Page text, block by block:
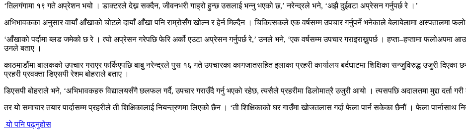
‘तिलगंगामा १९ गते अप्रेशन भयो । डाक्टरले देख्न सक्दैन, जीवनभरी गाह्रो हुन्छ उसलाई भन्नु भएको छ,’ नरेन्द्रले भने, ‘अझै दुईवटा अप्रेसन गर्नुपर्छ रे ।’
अभिभावकका अनुसार वायाँ आँखाको चोटले दायाँ आँखा पनि राम्रोसँग खोल्न र हेर्न मिल्दैन । चिकित्सकले एक वर्षसम्म उपचार गर्नुपर्ने भनेकाले बेलाबेलामा अस्पतालमा
‘आँखाको पर्दामा ब्लड जमेको छ रे । त्यो अप्रेसन गरेपछि फेरि अर्को एउटा अप्रेसन गर्नुपर्छ रे,’ उनले भने, ‘एक वर्षसम्म उपचार गराइराख्नुपर्छ । हप्ता–हप्तामा फलोअपमा
उनले बताए ।
काठमाडौंमा बालकको उपचार गराएर फर्किएपछि बाबु नरेन्द्रले पुस १६ गते उपचारका कागजातसहित इलाका प्रहरी कार्यालय बर्दघाटमा शिक्षिका सन्जुविरुद्ध उजुरी
प्रहरी प्रवक्ता डिएसपी रेशम बोहराले बताए ।
डिएसपी बोहराले भने, ‘अभिभावकहरु विद्यालयसँगै छलफल गर्दै, उपचार गराउँदै गर्नु भएको रहेछ, त्यसैले प्रहरीमा ढिलोमात्रै उजुरी आयो । त्यसपछि अदालतमा मुद्दा दर्ता
तर यो समाचार तयार पार्दासम्म प्रहरीले ती शिक्षिकालाई नियन्त्रणमा लिएको छैन । ‘ती शिक्षिकाको घर गाउँमा खोजतलास गर्दा फेला पार्न सकेका छैनौं । फेला पार्नासाथ
यो पनि पढ्नुहोस